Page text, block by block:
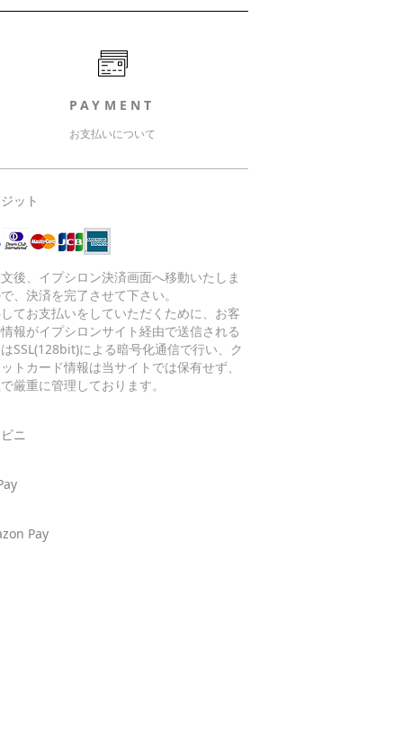
PAYMENT
お支払いについて
ット
後、イプシロン決済画面へ移動いたしま
、決済を完了させて下さい。
てお支払いをしていただくために、お客
報がイプシロンサイト経由で送信される
SSL(128bit)による暗号化通信で行い、ク
トカード情報は当サイトでは保有せず、
厳重に管理しております。
ニ
Pay